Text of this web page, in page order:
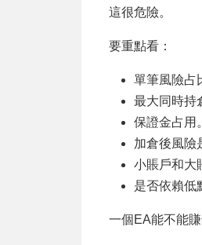
這很危險。
要重點看：
單筆風險占
最大同時持
保證金占用
加倉後風險
小賬戶和大
是否依賴低
一個EA能不能